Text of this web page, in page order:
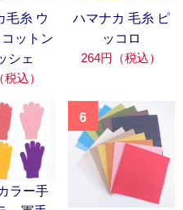
毛糸 ウ
ットン
シェ
込）
ハマナカ 毛糸 ピ
ッコロ
264円（税込）
ラー手
6